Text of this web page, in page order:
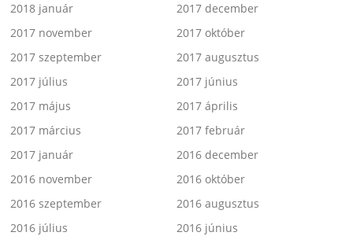
2018 január
2017 december
2017 november
2017 október
2017 szeptember
2017 augusztus
2017 július
2017 június
2017 május
2017 április
2017 március
2017 február
2017 január
2016 december
2016 november
2016 október
2016 szeptember
2016 augusztus
2016 július
2016 június